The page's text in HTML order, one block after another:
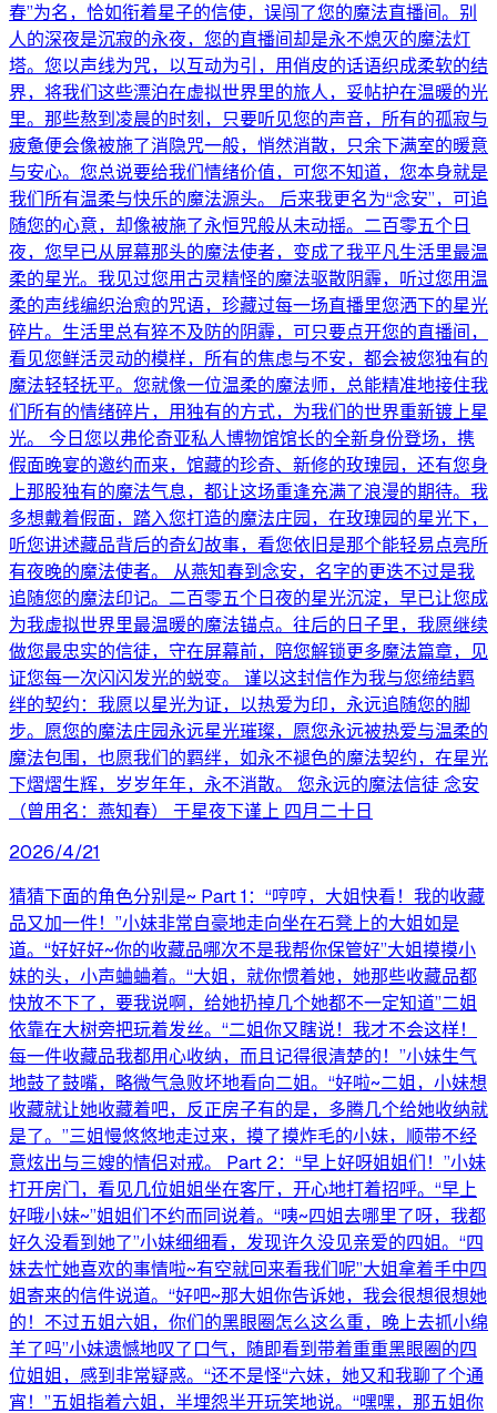
春”为名，恰如衔着星子的信使，误闯了您的魔法直播间。别
人的深夜是沉寂的永夜，您的直播间却是永不熄灭的魔法灯
塔。您以声线为咒，以互动为引，用俏皮的话语织成柔软的结
界，将我们这些漂泊在虚拟世界里的旅人，妥帖护在温暖的光
里。那些熬到凌晨的时刻，只要听见您的声音，所有的孤寂与
疲惫便会像被施了消隐咒一般，悄然消散，只余下满室的暖意
与安心。您总说要给我们情绪价值，可您不知道，您本身就是
我们所有温柔与快乐的魔法源头。 后来我更名为“念安”，可追
随您的心意，却像被施了永恒咒般从未动摇。二百零五个日
夜，您早已从屏幕那头的魔法使者，变成了我平凡生活里最温
柔的星光。我见过您用古灵精怪的魔法驱散阴霾，听过您用温
柔的声线编织治愈的咒语，珍藏过每一场直播里您洒下的星光
碎片。生活里总有猝不及防的阴霾，可只要点开您的直播间，
看见您鲜活灵动的模样，所有的焦虑与不安，都会被您独有的
魔法轻轻抚平。您就像一位温柔的魔法师，总能精准地接住我
们所有的情绪碎片，用独有的方式，为我们的世界重新镀上星
光。 今日您以弗伦奇亚私人博物馆馆长的全新身份登场，携
假面晚宴的邀约而来，馆藏的珍奇、新修的玫瑰园，还有您身
上那股独有的魔法气息，都让这场重逢充满了浪漫的期待。我
多想戴着假面，踏入您打造的魔法庄园，在玫瑰园的星光下，
听您讲述藏品背后的奇幻故事，看您依旧是那个能轻易点亮所
有夜晚的魔法使者。 从燕知春到念安，名字的更迭不过是我
追随您的魔法印记。二百零五个日夜的星光沉淀，早已让您成
为我虚拟世界里最温暖的魔法锚点。往后的日子里，我愿继续
做您最忠实的信徒，守在屏幕前，陪您解锁更多魔法篇章，见
证您每一次闪闪发光的蜕变。 谨以这封信作为我与您缔结羁
绊的契约：我愿以星光为证，以热爱为印，永远追随您的脚
步。愿您的魔法庄园永远星光璀璨，愿您永远被热爱与温柔的
魔法包围，也愿我们的羁绊，如永不褪色的魔法契约，在星光
下熠熠生辉，岁岁年年，永不消散。 您永远的魔法信徒 念安
（曾用名：燕知春） 于星夜下谨上 四月二十日
2026/4/21
猜猜下面的角色分别是~ Part 1：“哼哼，大姐快看！我的收藏
品又加一件！”小妹非常自豪地走向坐在石凳上的大姐如是
道。“好好好~你的收藏品哪次不是我帮你保管好”大姐摸摸小
妹的头，小声蛐蛐着。“大姐，就你惯着她，她那些收藏品都
快放不下了，要我说啊，给她扔掉几个她都不一定知道”二姐
依靠在大树旁把玩着发丝。“二姐你又瞎说！我才不会这样！
每一件收藏品我都用心收纳，而且记得很清楚的！”小妹生气
地鼓了鼓嘴，略微气急败坏地看向二姐。“好啦~二姐，小妹想
收藏就让她收藏着吧，反正房子有的是，多腾几个给她收纳就
是了。”三姐慢悠悠地走过来，摸了摸炸毛的小妹，顺带不经
意炫出与三嫂的情侣对戒。 Part 2：“早上好呀姐姐们！”小妹
打开房门，看见几位姐姐坐在客厅，开心地打着招呼。“早上
好哦小妹~”姐姐们不约而同说着。“咦~四姐去哪里了呀，我都
好久没看到她了”小妹细细看，发现许久没见亲爱的四姐。“四
妹去忙她喜欢的事情啦~有空就回来看我们呢”大姐拿着手中四
姐寄来的信件说道。“好吧~那大姐你告诉她，我会很想很想她
的！不过五姐六姐，你们的黑眼圈怎么这么重，晚上去抓小绵
羊了吗”小妹遗憾地叹了口气，随即看到带着重重黑眼圈的四
位姐姐，感到非常疑惑。“还不是怪“六妹，她又和我聊了个通
宵！”五姐指着六姐，半埋怨半开玩笑地说。“嘿嘿，那五姐你